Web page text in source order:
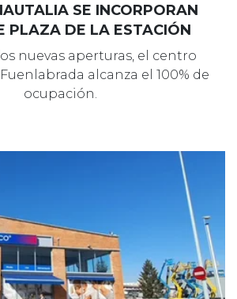
SE INCORPORAN
PLAZA DE LA ESTACIÓN
nuevas aperturas, el centro
alcanza el 100% de
ocupación.